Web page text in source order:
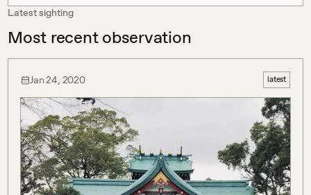
Latest sighting
Most recent observation
Jan 24, 2020 latest